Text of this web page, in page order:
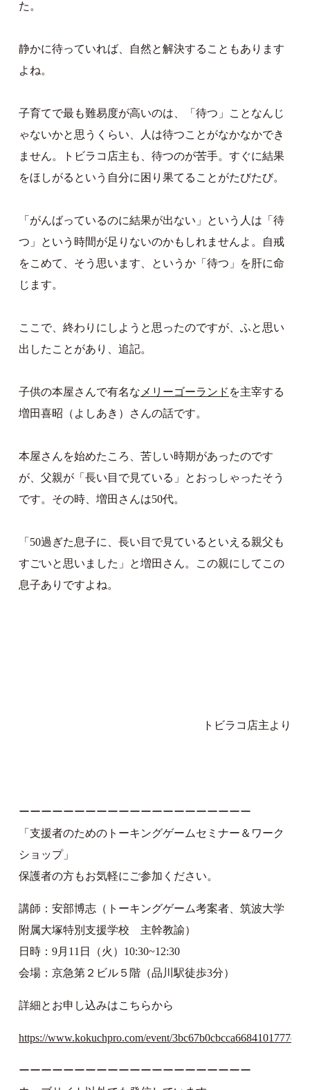
た。
静かに待っていれば、自然と解決することもあります
よね。
子育てで最も難易度が高いのは、「待つ」ことなんじ
ゃないかと思うくらい、人は待つことがなかなかでき
ません。トビラコ店主も、待つのが苦手。すぐに結果
をほしがるという自分に困り果てることがたびたび。
「がんばっているのに結果が出ない」という人は「待
つ」という時間が足りないのかもしれませんよ。自戒
をこめて、そう思います、というか「待つ」を肝に命
じます。
ここで、終わりにしようと思ったのですが、ふと思い
出したことがあり、追記。
子供の本屋さんで有名な メリーゴーランド を主宰する
増田喜昭（よしあき）さんの話です。
本屋さんを始めたころ、苦しい時期があったのです
が、父親が「長い目で見ている」とおっしゃったそう
です。その時、増田さんは50代。
「50過ぎた息子に、長い目で見ているといえる親父も
すごいと思いました」と増田さん。この親にしてこの
息子ありですよね。
トビラコ店主より
ーーーーーーーーーーーーーーーーーーーーー
「支援者のためのトーキングゲームセミナー＆ワーク
ショップ」
保護者の方もお気軽にご参加ください。
講師：安部博志（トーキングゲーム考案者、筑波大学
附属大塚特別支援学校 主幹教諭）
日時：9月11日（火）10:30~12:30
会場：京急第２ビル５階（品川駅徒歩3分）
詳細とお申し込みはこちらから
https://www.kokuchpro.com/event/
ーーーーーーーーーーーーーーーーーーーーー